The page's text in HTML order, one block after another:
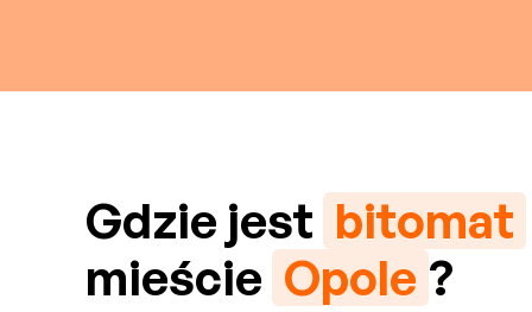
Gdzie jest bitomat
mieście Opole ?